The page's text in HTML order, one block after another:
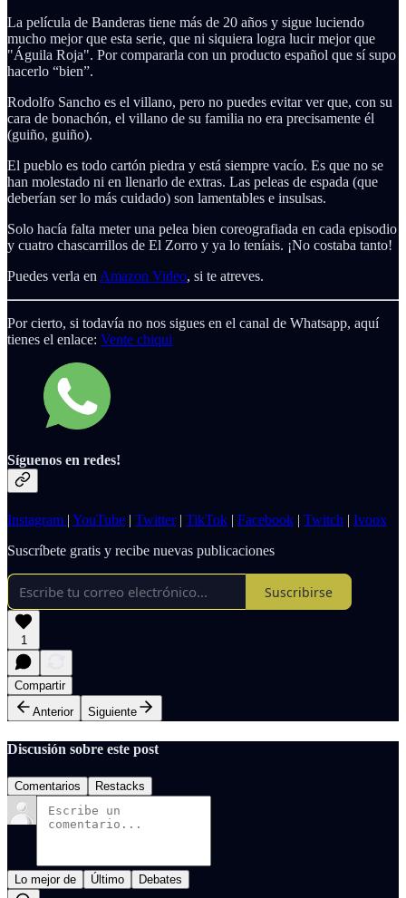
La película de Banderas tiene más de 20 años y sigue luciendo
mucho mejor que esta serie, que ni siquiera logra lucir mejor que
"Águila Roja". Por compararla con un producto español que sí supo
hacerlo “bien”.
Rodolfo Sancho es el villano, pero no puedes evitar ver que, con su
cara de bonachón, el villano de su familia no era precisamente él
(guiño, guiño).
El pueblo es todo cartón piedra y está siempre vacío. Es que no se
han molestado ni en llenarlo de extras. Las peleas de espada (que
deberían ser lo más cuidado) son lamentables e insulsas.
Solo hacía falta meter una pelea bien coreografiada en cada episodio
y cuatro chascarrillos de El Zorro y ya lo teníais. ¡No costaba tanto!
Puedes verla en Amazon Video, si te atreves.
Por cierto, si todavía no nos sigues en el canal de Whatsapp, aquí
tienes el enlace: Vente chiqui
Síguenos en redes!
Instagram | YouTube | Twitter| TikTok | Facebook | Twitch | Ivoox
Suscríbete gratis y recibe nuevas publicaciones
Suscribirse
1
Compartir
Anterior
Siguiente
Discusión sobre este post
Comentarios Restacks
Lo mejor de Último Debates